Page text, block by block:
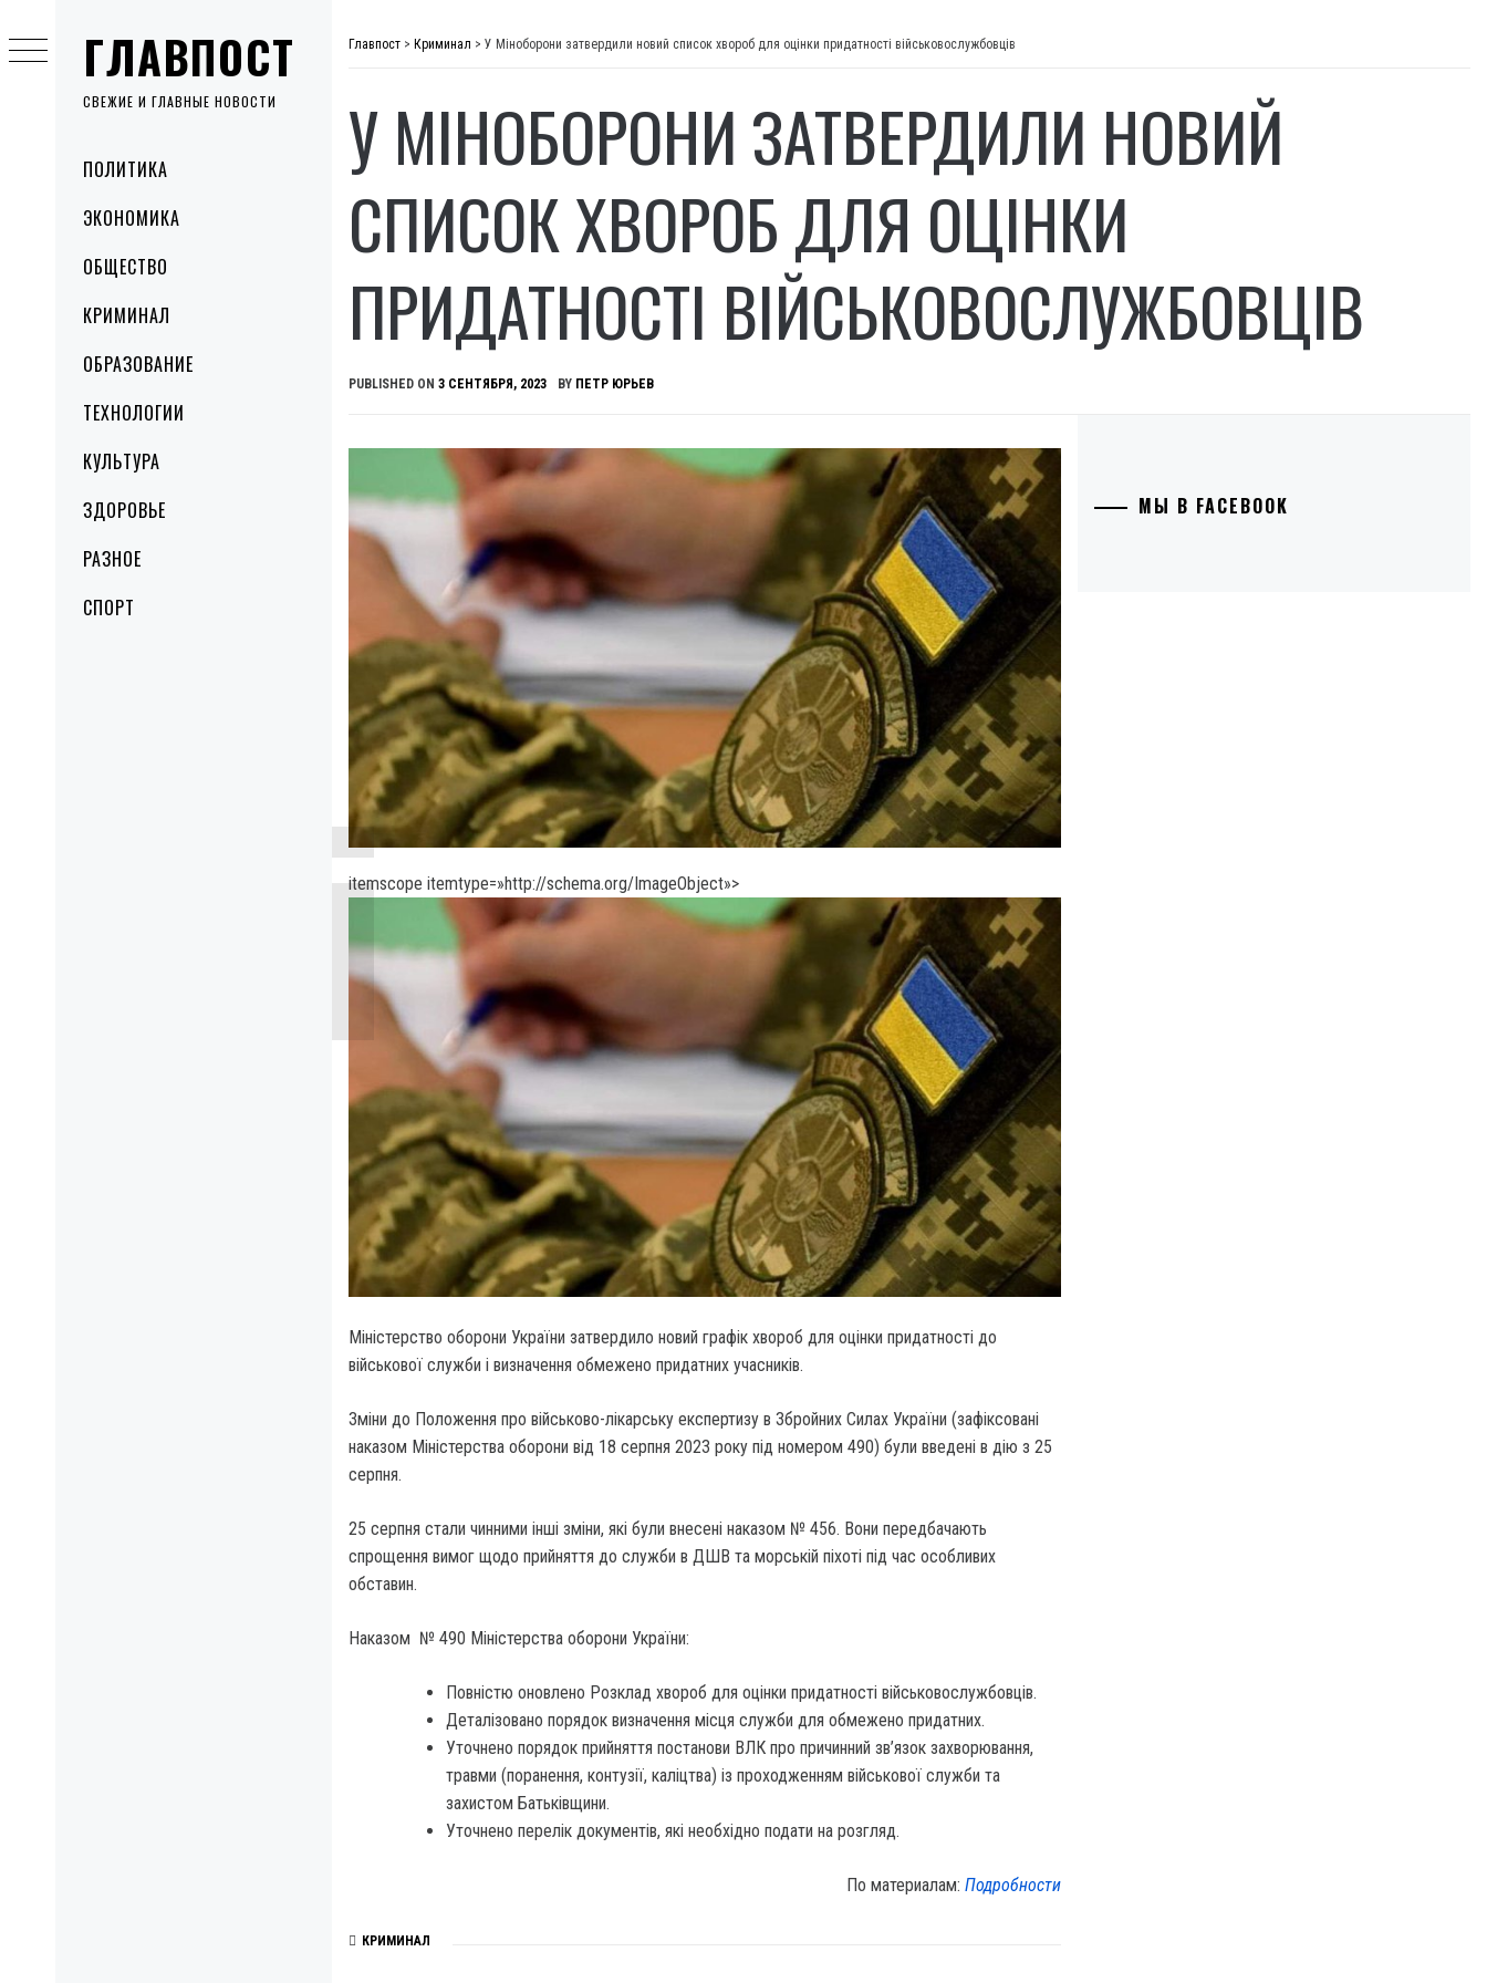
ГЛАВПОСТ
СВЕЖИЕ И ГЛАВНЫЕ НОВОСТИ
MenuПОЛИТИКА
ЭКОНОМИКА
ОБЩЕСТВО
КРИМИНАЛ
ОБРАЗОВАНИЕ
ТЕХНОЛОГИИ
КУЛЬТУРА
ЗДОРОВЬЕ
РАЗНОЕ
СПОРТ
to
content
Главпост > Криминал > У Міноборони затвердили новий список хвороб для оцінки придатності військовослужбовців
У МІНОБОРОНИ ЗАТВЕРДИЛИ НОВИЙ
СПИСОК ХВОРОБ ДЛЯ ОЦІНКИ
ПРИДАТНОСТІ ВІЙСЬКОВОСЛУЖБОВЦІВ
PUBLISHED ON 3 СЕНТЯБРЯ, 2023 BY ПЕТР ЮРЬЕВ
itemscope itemtype=»http://schema.org/ImageObject»>
Міністерство оборони України затвердило новий графік хвороб для оцінки придатності до
військової служби і визначення обмежено придатних учасників.
Зміни до Положення про військово-лікарську експертизу в Збройних Силах України (зафіксовані
наказом Міністерства оборони від 18 серпня 2023 року під номером 490) були введені в дію з 25
серпня.
25 серпня стали чинними інші зміни, які були внесені наказом № 456. Вони передбачають
спрощення вимог щодо прийняття до служби в ДШВ та морській піхоті під час особливих
обставин.
Наказом № 490 Міністерства оборони України:
Повністю оновлено Розклад хвороб для оцінки придатності військовослужбовців.
Деталізовано порядок визначення місця служби для обмежено придатних.
Уточнено порядок прийняття постанови ВЛК про причинний зв’язок захворювання,
травми (поранення, контузії, каліцтва) із проходженням військової служби та
захистом Батьківщини.
Уточнено перелік документів, які необхідно подати на розгляд.
По материалам:Подробности
КРИМИНАЛ
МЫ В FACEBOOK